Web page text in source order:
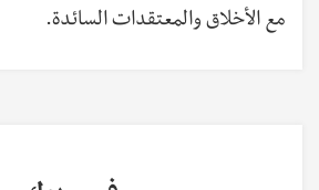
مع الأخلاق والمعتقدات السائدة.